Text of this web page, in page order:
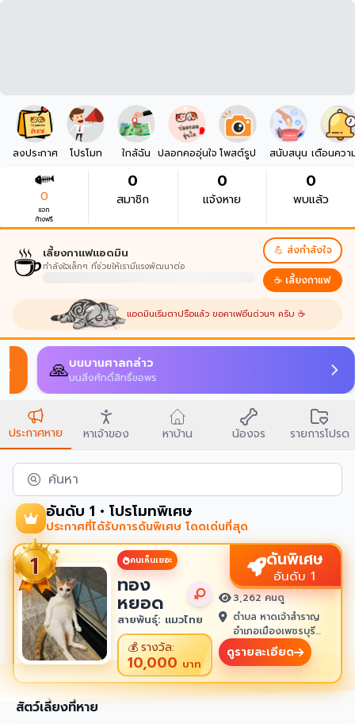
ลงประกาศ โปรโมท ใกล้ฉัน ปลอกคออุ่นใจ โพสต์รูป สนับสนุน เตือนควา
0
แจก
ก้างฟรี
0
สมาชิก
0
แจ้งหาย
0
พบแล้ว
☕เลี้ยงกาแฟแอดมิน
กำลังใจเล็กๆ ที่ช่วยให้เรามีแรงพัฒนาต่อ
💪 ส่งกำลังใจ
☕ เลี้ยงกาแฟ
แอดมินเริ่มตาปรือแล้ว ขอคาเฟอีนด่วนๆ ครับ ☕
🙏บนบานศาลกล่าว
บนสิ่งศักดิ์สิทธิ์ขอพร
ประกาศหาย หาเจ้าของ หาบ้าน น้องจร รายการโปรด
ค้นหา
อันดับ 1 • โปรโมทพิเศษ
ประกาศที่ได้รับการดันพิเศษ โดดเด่นที่สุด
คนเห็นเยอะ
ทอง
หยอด
สายพันธุ์: แมวไทย
💰รางวัล:
10,000 บาท
ดันพิเศษ
อันดับ 1
3,262 คนดู
ตำบล หาดเจ้าสำราญ
อำเภอเมืองเพชรบุรี
เพชรบุรี 76100
ดูรายละเอียด
สัตว์เลี้ยงที่หาย